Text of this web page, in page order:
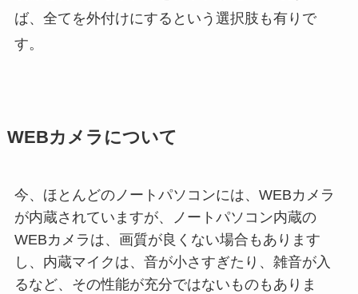
ば、全てを外付けにするという選択肢も有りで
す。
WEBカメラについて
今、ほとんどのノートパソコンには、WEBカメラ
が内蔵されていますが、ノートパソコン内蔵の
WEBカメラは、画質が良くない場合もあります
し、内蔵マイクは、音が小さすぎたり、雑音が入
るなど、その性能が充分ではないものもありま